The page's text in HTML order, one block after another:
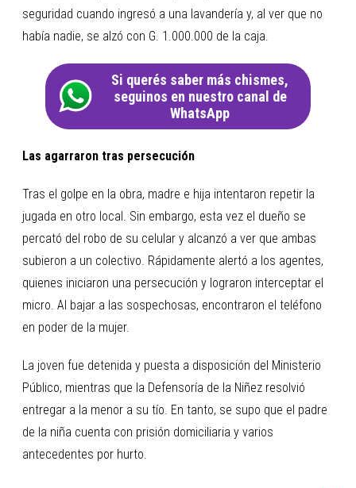
seguridad cuando ingresó a una lavandería y, al ver que no
había nadie, se alzó con G. 1.000.000 de la caja.
Si querés saber más chismes,
seguinos en nuestro canal de
WhatsApp
Las agarraron tras persecución
Tras el golpe en la obra, madre e hija intentaron repetir la
jugada en otro local. Sin embargo, esta vez el dueño se
percató del robo de su celular y alcanzó a ver que ambas
subieron a un colectivo. Rápidamente alertó a los agentes,
quienes iniciaron una persecución y lograron interceptar el
micro. Al bajar a las sospechosas, encontraron el teléfono
en poder de la mujer.
La joven fue detenida y puesta a disposición del Ministerio
Público, mientras que la Defensoría de la Niñez resolvió
entregar a la menor a su tío. En tanto, se supo que el padre
de la niña cuenta con prisión domiciliaria y varios
antecedentes por hurto.